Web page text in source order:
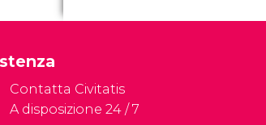
Contatta Civitatis
A disposizione 24 / 7